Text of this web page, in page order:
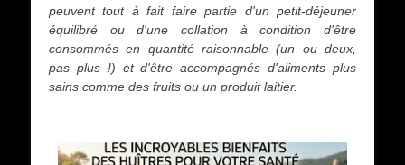
peuvent tout à fait faire partie d'un petit-déjeuner
équilibré ou d'une collation à condition d'être
consommés en quantité raisonnable (un ou deux,
pas plus !) et d'être accompagnés d'aliments plus
sains comme des fruits ou un produit laitier.